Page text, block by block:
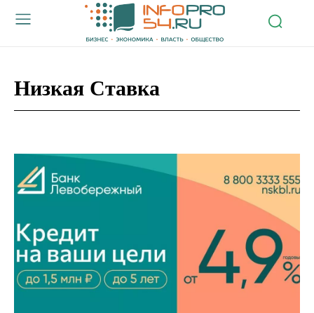
Низкая Ставка